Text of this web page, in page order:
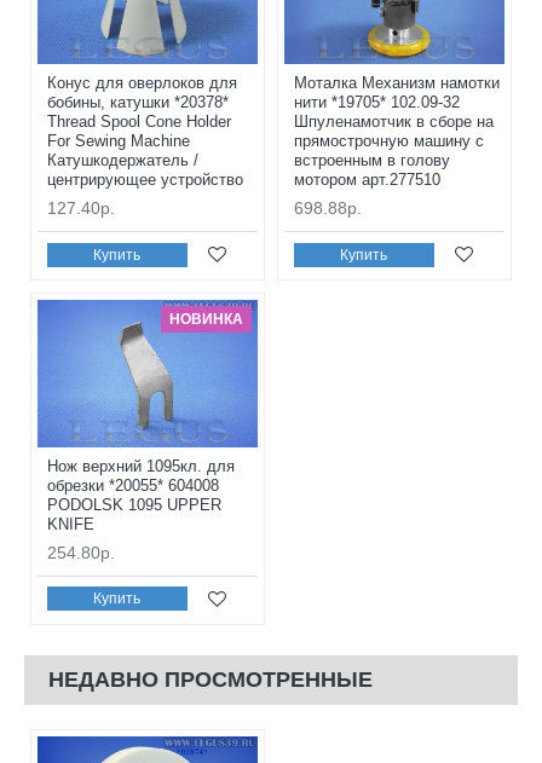
Конус для оверлоков для
бобины, катушки *20378*
Thread Spool Cone Holder
For Sewing Machine
Катушкодержатель /
центрирующее устройство
127.40р.
Купить
Моталка Механизм намотки
нити *19705* 102.09-32
Шпуленамотчик в сборе на
прямострочную машину с
встроенным в голову
мотором арт.277510
698.88р.
Купить
НОВИНКА
Нож верхний 1095кл. для
обрезки *20055* 604008
PODOLSK 1095 UPPER
KNIFE
254.80р.
Купить
НЕДАВНО ПРОСМОТРЕННЫЕ